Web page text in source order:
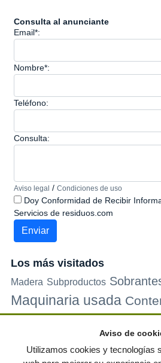
Consulta al anunciante
Email*:
Nombre*:
Teléfono:
Consulta:
Aviso legal / Condiciones de uso
Doy Conformidad de Recibir
Servicios de residuos.com
Los más visitados
Madera Subproductos
Maquinaria usada
Palets de plastico
Aviso de
Utilizamos cookies y tecnologías